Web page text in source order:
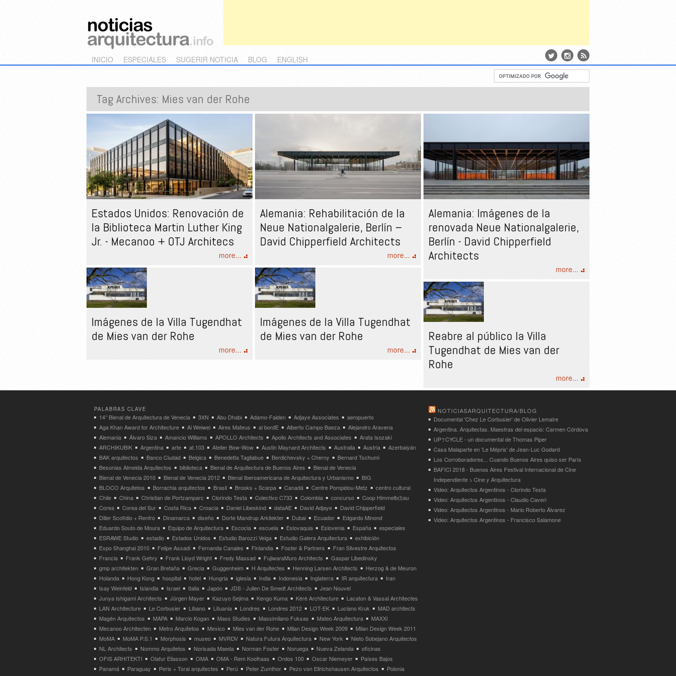
Main menu
Skip to primary content
Skip to secondary content
INICIO ESPECIALES SUGERIR NOTICIA BLOG ENGLISH
Tag Archives: Mies van der Rohe
Estados Unidos: Renovación de
la Biblioteca Martin Luther King
Jr. - Mecanoo + OTJ Architecs
more...
Alemania: Rehabilitación de la
Neue Nationalgalerie, Berlín –
David Chipperfield Architects
more...
Alemania: Imágenes de la
renovada Neue Nationalgalerie,
Berlín - David Chipperfield
Architects
more...
Imágenes de la Villa Tugendhat
de Mies van der Rohe
more...
Imágenes de la Villa Tugendhat
de Mies van der Rohe
more...
Reabre al público la Villa
Tugendhat de Mies van der
Rohe
more...
PALABRAS CLAVE
14° Bienal de Arquitectura de Venecia 3XN Abu Dhabi Adamo-Faiden Adjaye Associates
aeropuerto
Aga Khan Award for Architecture
Ai Weiwei Aires Mateus al bordE Alberto Campo Baeza
Alejandro Aravena
Alemania
Álvaro Siza Amancio Williams APOLLO Architects Apollo Architects and Associates
Arata Isozaki
ARCHIKUBIK
Argentina arte at.103 Atelier Bow-Wow Austin Maynard Architects Australia Austria
Azerbaiyán
BAK arquitectos
Banco Ciudad Belgica Benedetta Tagliabue Berdichevsky + Cherny
Bernard Tschumi
Besonias Almeida Arquitectos
biblioteca Bienal de Arquitectura de Buenos Aires
Bienal de Venecia
Bienal de Venecia 2010
Bienal de Venecia 2012 Bienal Iberoamericana de Arquitectura y Urbanismo
BIG
BLOCO Arquitetos
Borrachia arquitectos Brasil Brooks + Scarpa Canadá Centre Pompidou-Metz
centro cultural
Chile
China Christian de Portzamparc Clorindo Testa Colectivo C733 Colombia concurso
Coop Himmelb(l)au
Corea
Corea del Sur Costa Rica Croacia Daniel Libeskind dataAE David Adjaye
David Chipperfield
Diller Scofidio + Renfro
Dinamarca diseño Dorte Mandrup Arkitekter Dubai Ecuador
Edgardo Minond
Eduardo Souto de Moura
Equipo de Arquitectura Escocia escuela Eslovaquia Eslovenia España
especiales
ESRAWE Studio
estadio Estados Unidos Estudio Barozzi Veiga Estudio Galera Arquitectura
exhibición
Expo Shanghai 2010
Felipe Assadi Fernanda Canales Finlandia Foster & Partners
Fran Silvestre Arquitectos
Francia
Frank Gehry Frank Lloyd Wright Fredy Massad FujiwaraMuro Architects
Gaspar Libedinsky
gmp architekten
Gran Bretaña Grecia Guggenheim H Arquitectes Henning Larsen Architects
Herzog & de Meuron
Holanda
Hong Kong hospital hotel Hungria iglesia India Indonesia Inglaterra IR arquitectura
Iran
Isay Weinfeld
Islandia Israel Italia Japón JDS - Julien De Smedt Architects
Jean Nouvel
Junya Ishigami Architects
Jürgen Mayer Kazuyo Sejima Kengo Kuma Kéré Architecture
Lacaton & Vassal Architectes
LAN Architecture
Le Corbusier Líbano Lituania Londres Londres 2012 LOT-EK Luciano Kruk
MAD architects
Magén Arquitectos
MAPA Marcio Kogan Mass Studies Massimilano Fuksas Mateo Arquitectura
MAXXI
Mecanoo Architecten
Metro Arquitetos Mexico Mies van der Rohe Milan Design Week 2009
Milan Design Week 2011
MoMA
MoMA P.S.1 Morphosis museo MVRDV Natura Futura Arquitectura New York
Nieto Sobejano Arquitectos
NL Architects
Nommo Arquitetos Norisada Maeda Norman Foster Noruega Nueva Zelanda
oficinas
OFIS ARHITEKTI
Olafur Eliasson OMA OMA - Rem Koolhaas Ordos 100 Oscar Niemeyer
Países Bajos
Panamá
Paraguay Peris + Toral arquitectes Perú Peter Zumthor Pezo von Ellrichshausen Arquitectos
Polonia
NOTICIASARQUITECTURA/BLOG
Documental 'Chez Le Corbusier' de Olivier Lemaire
Argentina. Arquitectas. Maestras del espacio: Carmen Córdova
UP↑CYCLE - un documental de Thomas Piper
Casa Malaparte en 'Le Mépris' de Jean-Luc Godard
Los Corroboradores... Cuando Buenos Aires quiso ser París
BAFICI 2018 - Buenos Aires Festival Internacional de Cine
Independiente > Cine y Arquitectura
Video: Arquitectos Argentinos - Clorindo Testa
Video: Arquitectos Argentinos - Claudio Caveri
Video: Arquitectos Argentinos - Mario Roberto Álvarez
Video: Arquitectos Argentinos - Francisco Salamone